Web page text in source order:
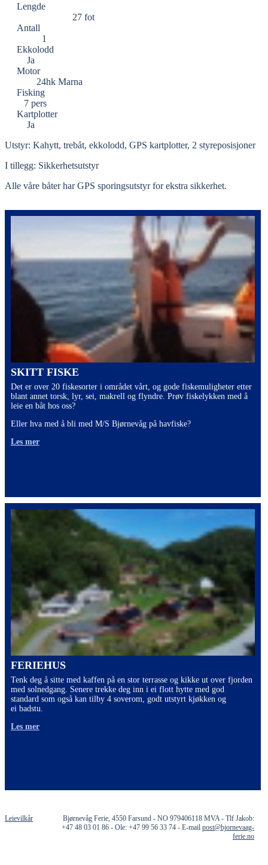
Lengde
27 fot
Antall
1
Ekkolodd
Ja
Motor
24hk Marna
Fisking
7 pers
Kartplotter
Ja
Utstyr: Kahytt, trebåt, ekkolodd, GPS kartplotter, 2 styreposisjoner
I tillegg: Sikkerhetsutstyr
Alle våre båter har GPS sporingsutstyr for ekstra sikkerhet.
SKITT FISKE
Det er over 20 fiskesorter i området vårt, og gode fiskemuligheter etter
blant annet torsk, lyr, sei, makrell og flyndre. Prøv fiskelykken med å
leie en båt hos oss?
Eller hva med å bli med M/S Bjørnevåg på havfiske?
Les mer
FERIEHUS
Tenk deg å sitte med kaffen på en stor terrasse og kikke ut over fjorden
med solnedgang. Senere trekke deg inn i ei flott hytte med god
standard som også kan tilby 4 soverom, godt utstyrt kjøkken og
ei badstu.
Les mer
Leievilkår
Bjørnevåg Ferie, 4550 Farsund - NO 979406118 MVA - Tlf Jakob:
+47 48 03 01 86 - Ole: +47 99 56 33 74 - E-mail post@bjornevaag-
ferie.no